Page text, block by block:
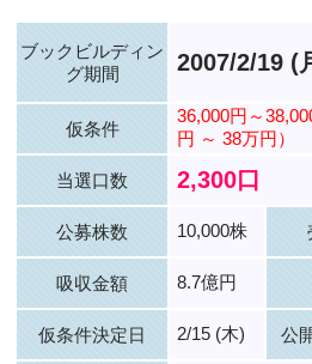
ブックビルディン
グ期間
2007/2/19 (
仮条件
36,000円～
円 ～ 38万円）
当選口数 2,300口
公募株数 10,000株
吸収金額 8.7億円
仮条件決定日 2/15 (木) 公